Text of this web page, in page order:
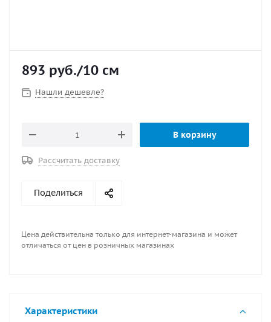
893 руб./10 см
Нашли дешевле?
В корзину
Рассчитать доставку
Поделиться
Цена действительна только для интернет-магазина и может
отличаться от цен в розничных магазинах
Характеристики